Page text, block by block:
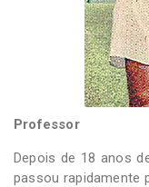
Professor
Depois de 18 anos
passou rapidamente